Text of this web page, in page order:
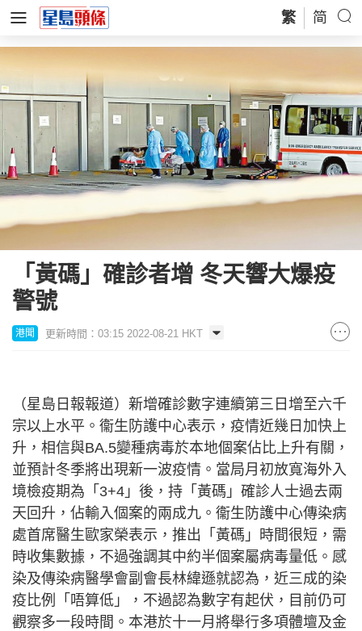
繁 简
「黃碼」確診者增 冬天響大爆疫
警號
港聞 更新時間：03:15 2022-08-21 HKT
（星島日報報道）新增確診數字連續第三日增至六千
宗以上水平。衞生防護中心表示，疫情近幾日加快上
升，相信與BA.5變種病毒於本地個案佔比上升有關，
並預計冬季將出現新一波疫情。當局月初放寬海外入
境檢疫期為「3+4」後，持「黃碼」確診人士過去兩
天回升，佔輸入個案的兩成九。衞生防護中心傳染病
處首席醫生歐家榮表示，推出「黃碼」時間很短，需
時收集數據，不過強調其中約半個案屬病毒量低。感
染及傳染病醫學會副會長林緯遜就認為，近三成的染
疫比例「唔算低」，不過認為數字有起伏，目前仍可
觀察多一段時間。本港於十一月將舉行多項體壇及金